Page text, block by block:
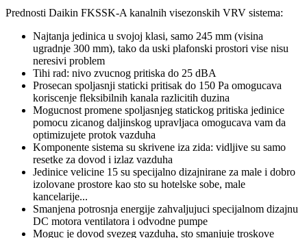
Prednosti Daikin FKSSK-A kanalnih visezonskih VRV sistema:
Najtanja jedinica u svojoj klasi, samo 245 mm (visina
ugradnje 300 mm), tako da uski plafonski prostori vise nisu
neresivi problem
Tihi rad: nivo zvucnog pritiska do 25 dBA
Prosecan spoljasnji staticki pritisak do 150 Pa omogucava
koriscenje fleksibilnih kanala razlicitih duzina
Mogucnost promene spoljasnjeg statickog pritiska jedinice
pomocu zicanog daljinskog upravljaca omogucava vam da
optimizujete protok vazduha
Komponente sistema su skrivene iza zida: vidljive su samo
resetke za dovod i izlaz vazduha
Jedinice velicine 15 su specijalno dizajnirane za male i dobro
izolovane prostore kao sto su hotelske sobe, male
kancelarije...
Smanjena potrosnja energije zahvaljujuci specijalnom dizajnu
DC motora ventilatora i odvodne pumpe
Moguc je dovod svezeg vazduha, sto smanjuje troskove